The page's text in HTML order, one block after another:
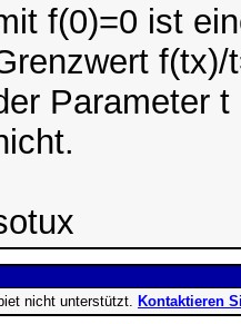
f(0)=0 ist
Parameter
nicht unterstützt. Kontaktieren